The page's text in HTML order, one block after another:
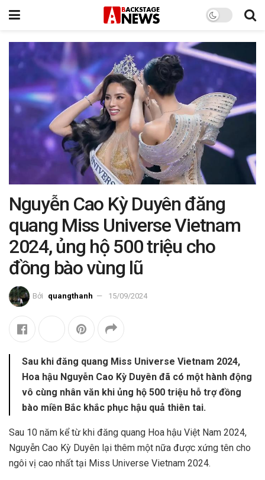
Nguyễn Cao Kỳ Duyên đăng
quang Miss Universe Vietnam
2024, ủng hộ 500 triệu cho
đồng bào vùng lũ
Bởi quangthanh 15/09/2024
Sau khi đăng quang Miss Universe Vietnam 2024,
Hoa hậu Nguyễn Cao Kỳ Duyên đã có một hành động
vô cùng nhân văn khi ủng hộ 500 triệu hỗ trợ đồng
bào miền Bắc khắc phục hậu quả thiên tai.
Sau 10 năm kể từ khi đăng quang Hoa hậu Việt Nam 2024,
Nguyễn Cao Kỳ Duyên lại thêm một nữa được xứng tên cho
ngôi vị cao nhất tại Miss Universe Vietnam 2024.